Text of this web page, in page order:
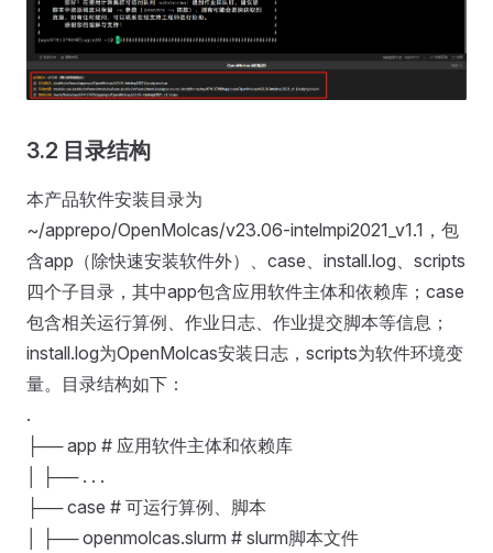
3.2 目录结构
本产品软件安装目录为
~/apprepo/OpenMolcas/v23.06-intelmpi2021_v1.1，包
含app（除快速安装软件外）、case、install.log、scripts
四个子目录，其中app包含应用软件主体和依赖库；case
包含相关运行算例、作业日志、作业提交脚本等信息；
install.log为OpenMolcas安装日志，scripts为软件环境变
量。目录结构如下：
.
├── app # 应用软件主体和依赖库
│ ├── . . .
├── case # 可运行算例、脚本
│ ├── openmolcas.slurm # slurm脚本文件